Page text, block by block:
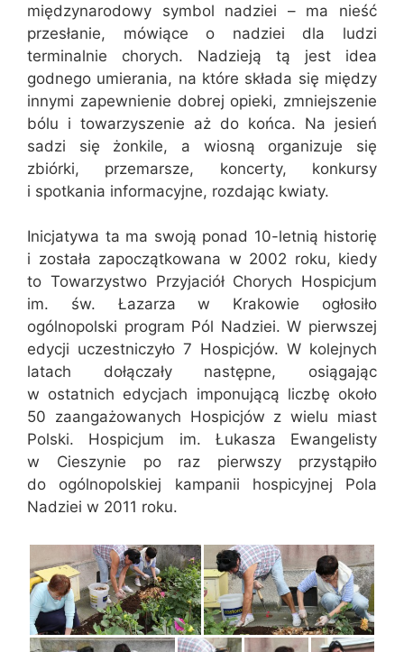
międzynarodowy symbol nadziei – ma nieść
przesłanie, mówiące o nadziei dla ludzi
terminalnie chorych. Nadzieją tą jest idea
godnego umierania, na które składa się między
innymi zapewnienie dobrej opieki, zmniejszenie
bólu i towarzyszenie aż do końca. Na jesień
sadzi się żonkile, a wiosną organizuje się
zbiórki, przemarsze, koncerty, konkursy
i spotkania informacyjne, rozdając kwiaty.
Inicjatywa ta ma swoją ponad 10-letnią historię
i została zapoczątkowana w 2002 roku, kiedy
to Towarzystwo Przyjaciół Chorych Hospicjum
im. św. Łazarza w Krakowie ogłosiło
ogólnopolski program Pól Nadziei. W pierwszej
edycji uczestniczyło 7 Hospicjów. W kolejnych
latach dołączały następne, osiągając
w ostatnich edycjach imponującą liczbę około
50 zaangażowanych Hospicjów z wielu miast
Polski. Hospicjum im. Łukasza Ewangelisty
w Cieszynie po raz pierwszy przystąpiło
do ogólnopolskiej kampanii hospicyjnej Pola
Nadziei w 2011 roku.